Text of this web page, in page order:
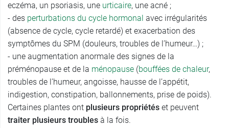
eczéma, un psoriasis, une urticaire, une acné ;
- des perturbations du cycle hormonal avec irrégularités
(absence de cycle, cycle retardé) et exacerbation des
symptômes du SPM (douleurs, troubles de l’humeur…) ;
- une augmentation anormale des signes de la
préménopause et de la ménopause (bouffées de chaleur,
troubles de l’humeur, angoisse, hausse de l’appétit,
indigestion, constipation, ballonnements, prise de poids).
Certaines plantes ont plusieurs propriétés et peuvent
traiter plusieurs troubles à la fois.